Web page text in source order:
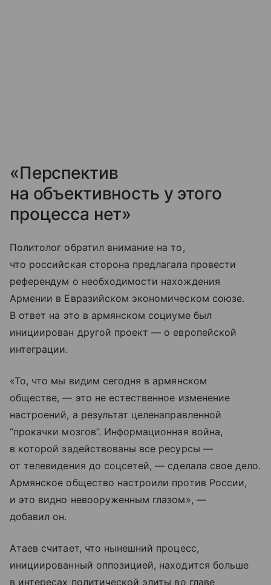
«Перспектив
на объективность у этого
процесса нет»
Политолог обратил внимание на то,
что российская сторона предлагала провести
референдум о необходимости нахождения
Армении в Евразийском экономическом союзе.
В ответ на это в армянском социуме был
инициирован другой проект — о европейской
интеграции.
«То, что мы видим сегодня в армянском
обществе, — это не естественное изменение
настроений, а результат целенаправленной
“прокачки мозгов”. Информационная война,
в которой задействованы все ресурсы —
от телевидения до соцсетей, — сделала свое дело.
Армянское общество настроили против России,
и это видно невооруженным глазом», —
добавил он.
Атаев считает, что нынешний процесс,
инициированный оппозицией, находится больше
в интересах политической элиты во главе